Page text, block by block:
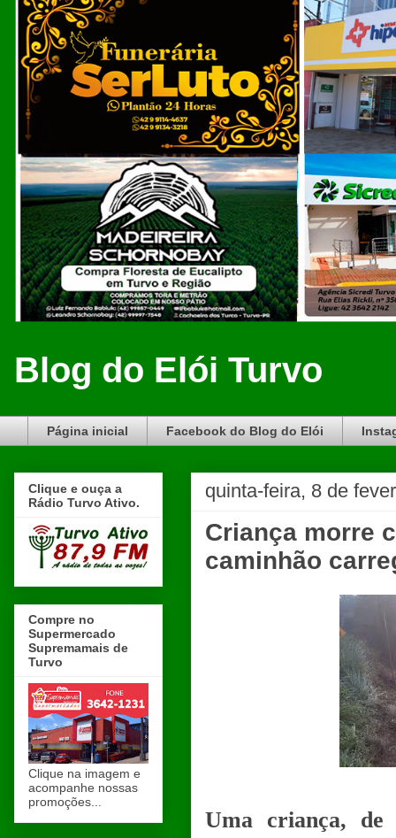
Blog do Elói Turvo
Página inicial Facebook do Blog do Elói
quinta-feira, 8 de
Criança morre
caminhão
Uma criança, de
Clique e ouça a
Rádio Turvo Ativo.
Compre no
Supermercado
Supremamais de
Turvo
Clique na imagem e
acompanhe nossas
promoções...